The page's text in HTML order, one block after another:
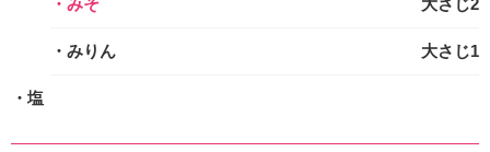
・みりん 大さじ1
・塩